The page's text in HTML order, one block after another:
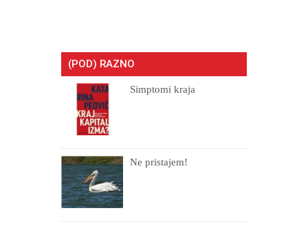
(POD) RAZNO
Simptomi kraja
Ne pristajem!